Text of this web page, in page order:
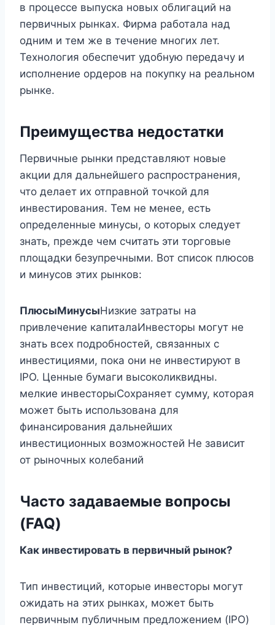
в процессе выпуска новых облигаций на
первичных рынках. Фирма работала над
одним и тем же в течение многих лет.
Технология обеспечит удобную передачу и
исполнение ордеров на покупку на реальном
рынке.
Преимущества недостатки
Первичные рынки представляют новые
акции для дальнейшего распространения,
что делает их отправной точкой для
инвестирования. Тем не менее, есть
определенные минусы, о которых следует
знать, прежде чем считать эти торговые
площадки безупречными. Вот список плюсов
и минусов этих рынков:
ПлюсыМинусыНизкие затраты на
привлечение капиталаИнвесторы могут не
знать всех подробностей, связанных с
инвестициями, пока они не инвестируют в
IPO. Ценные бумаги высоколиквидны.
мелкие инвесторыСохраняет сумму, которая
может быть использована для
финансирования дальнейших
инвестиционных возможностей Не зависит
от рыночных колебаний
Часто задаваемые вопросы
(FAQ)
Как инвестировать в первичный рынок?
Тип инвестиций, которые инвесторы могут
ожидать на этих рынках, может быть
первичным публичным предложением (IPO)